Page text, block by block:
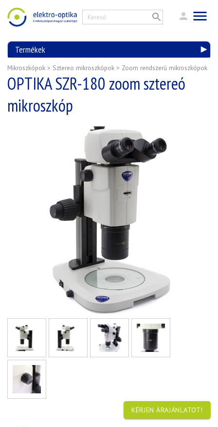
Termékek
Mikroszkópok > Sztereo mikroszkópok > Zoom rendszerű mikroszkópok
OPTIKA SZR-180 zoom sztereó
mikroszkóp
KÉRJEN ÁRAJÁNLATOT!